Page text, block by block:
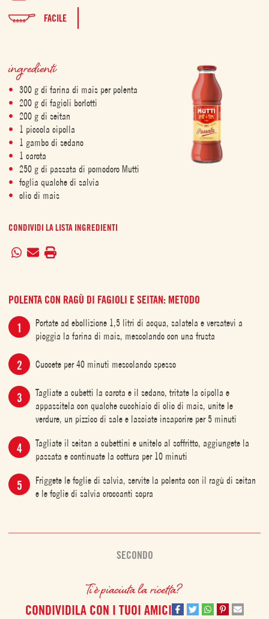
FACILE
ingredienti
300 g di farina di mais per polenta
200 g di fagioli borlotti
200 g di seitan
1 piccola cipolla
1 gambo di sedano
1 carota
250 g di passata di pomodoro Mutti
foglia qualche di salvia
olio di mais
CONDIVIDI LA LISTA INGREDIENTI
POLENTA CON RAGÙ DI FAGIOLI E SEITAN: METODO
Portate ad ebollizione 1,5 litri di acqua, salatela e versatevi a
pioggia la farina di mais, mescolando con una frusta
Cuocete per 40 minuti mescolando spesso
Tagliate a cubetti la carota e il sedano, tritate la cipolla e
appassitela con qualche cucchiaio di olio di mais, unite le
verdure, un pizzico di sale e lasciate insaporire per 5 minuti
Tagliate il seitan a cubettini e unitelo al soffritto, aggiungete la
passata e continuate la cottura per 10 minuti
Friggete le foglie di salvia, servite la polenta con il ragù di seitan
e le foglie di salvia croccanti sopra
SECONDO
Ti è piaciuta la ricetta?
CONDIVIDILA CON I TUOI AMICI